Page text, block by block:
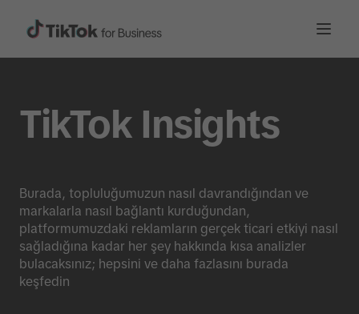
TikTok Insights
Burada, topluluğumuzun nasıl davrandığından ve
markalarla nasıl bağlantı kurduğundan,
platformumuzdaki reklamların gerçek ticari etkiyi nasıl
sağladığına kadar her şey hakkında kısa analizler
bulacaksınız; hepsini ve daha fazlasını burada
keşfedin